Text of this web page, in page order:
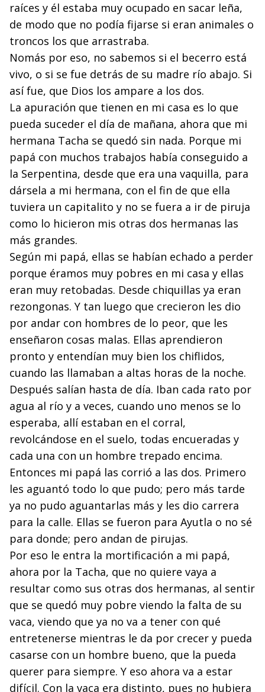
raíces y él estaba muy ocupado en sacar leña,
de modo que no podía fijarse si eran animales o
tron­cos los que arrastraba.
Nomás por eso, no sabemos si el becerro está
vivo, o si se fue detrás de su madre río abajo. Si
así fue, que Dios los ampare a los dos.
La apuración que tienen en mi casa es lo que
pueda suceder el día de mañana, ahora que mi
hermana Tacha se quedó sin nada. Porque mi
papá con muchos trabajos ha­bía conseguido a
la Serpentina, desde que era una vaquilla, para
dársela a mi hermana, con el fin de que ella
tuviera un capitalito y no se fuera a ir de piruja
como lo hicieron mis otras dos hermanas las
más grandes.
Según mi papá, ellas se habían echado a perder
porque éramos muy pobres en mi casa y ellas
eran muy retobadas. Desde chiquillas ya eran
rezongonas. Y tan luego que cre­cieron les dio
por andar con hombres de lo peor, que les
enseñaron cosas malas. Ellas aprendieron
pronto y enten­dían muy bien los chiflidos,
cuando las llamaban a altas horas de la noche.
Después salían hasta de día. Iban cada rato por
agua al río y a veces, cuando uno menos se lo
esperaba, allí estaban en el corral,
revolcándose en el sue­lo, todas encueradas y
cada una con un hombre trepado encima.
Entonces mi papá las corrió a las dos. Primero
les aguan­tó todo lo que pudo; pero más tarde
ya no pudo aguantar­las más y les dio carrera
para la calle. Ellas se fueron para Ayutla o no sé
para donde; pero andan de pirujas.
Por eso le entra la mortificación a mi papá,
ahora por la Tacha, que no quiere vaya a
resultar como sus otras dos hermanas, al sentir
que se quedó muy pobre viendo la falta de su
vaca, viendo que ya no va a tener con qué
entretenerse mientras le da por crecer y pueda
casarse con un hombre bueno, que la pueda
querer para siempre. Y eso ahora va a estar
difícil. Con la vaca era distinto, pues no hubiera